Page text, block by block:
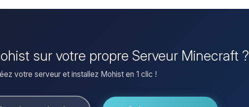
sur votre propre Serveur Minecraft ?
votre serveur et installez Mohist en 1 clic !